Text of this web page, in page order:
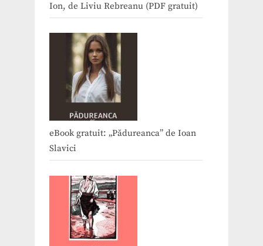
Ion, de Liviu Rebreanu (PDF gratuit)
eBook gratuit: „Pădureanca” de Ioan
Slavici